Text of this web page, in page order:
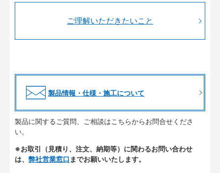
ご理解いただきたいこと
製品情報・仕様・施工について
製品に関するご質問、ご相談はこちらからお問合せくださ
い。
※お取引（見積り、注文、納期等）に関わるお問い合わせ
は、 弊社営業窓口 までお願いいたします。